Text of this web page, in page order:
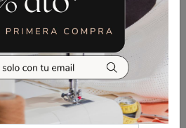
PARA
VIVO JACK JK-
68B
VER MÁS